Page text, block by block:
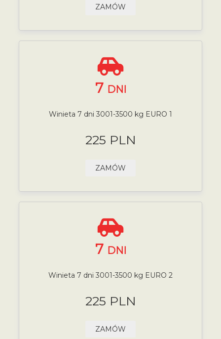
ZAMÓW
7 DNI
Winieta 7 dni 3001-3500 kg EURO 1
225 PLN
ZAMÓW
7 DNI
Winieta 7 dni 3001-3500 kg EURO 2
225 PLN
ZAMÓW